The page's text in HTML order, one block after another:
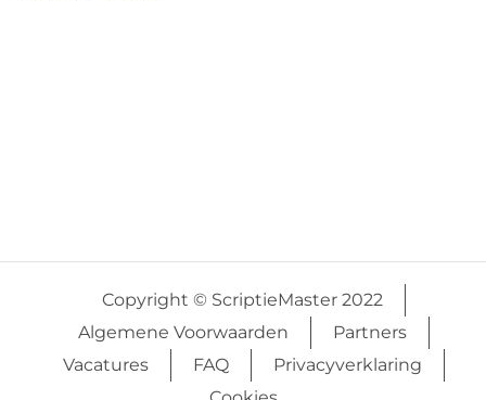
Copyright © ScriptieMaster 2022
Algemene Voorwaarden
Partners
Vacatures
FAQ
Privacyverklaring